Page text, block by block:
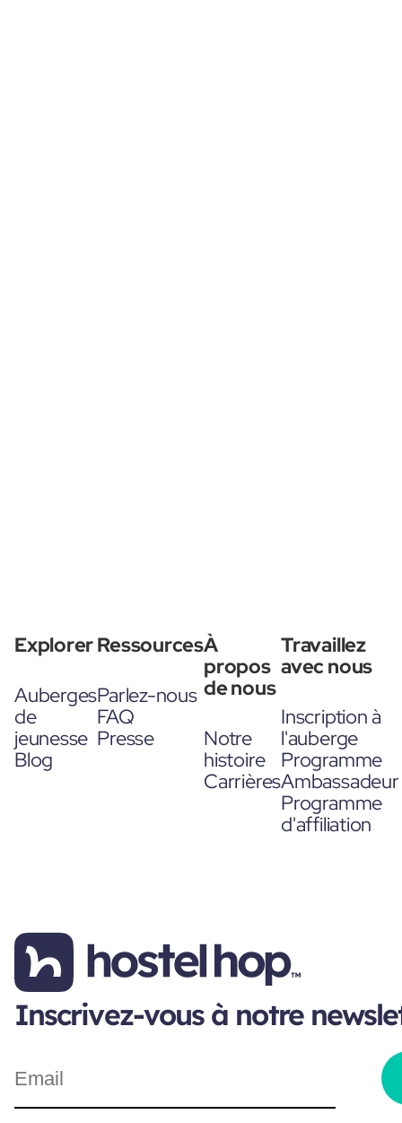
Explorer
Auberges
de
jeunesse
Blog
Ressources
Parlez-nous
FAQ
Presse
À
propos
de nous
Notre
histoire
Carrières
Travaillez
avec nous
Inscription à
l'auberge
Programme
Ambassadeur
Programme
d'affiliation
Inscrivez-vous à notre